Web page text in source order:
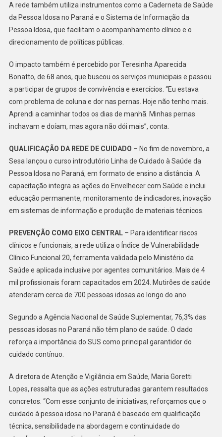
A rede também utiliza instrumentos como a Caderneta de Saúde
da Pessoa Idosa no Paraná e o Sistema de Informação da
Pessoa Idosa, que facilitam o acompanhamento clínico e o
direcionamento de políticas públicas.
O impacto também é percebido por Teresinha Aparecida
Bonatto, de 68 anos, que buscou os serviços municipais e passou
a participar de grupos de convivência e exercícios. “Eu estava
com problema de coluna e dor nas pernas. Hoje não tenho mais.
Aprendi a caminhar todos os dias de manhã. Minhas pernas
inchavam e doíam, mas agora não dói mais”, conta.
QUALIFICAÇÃO DA REDE DE CUIDADO – No fim de novembro, a
Sesa lançou o curso introdutório Linha de Cuidado à Saúde da
Pessoa Idosa no Paraná, em formato de ensino a distância. A
capacitação integra as ações do Envelhecer com Saúde e inclui
educação permanente, monitoramento de indicadores, inovação
em sistemas de informação e produção de materiais técnicos.
PREVENÇÃO COMO EIXO CENTRAL– Para identificar riscos
clínicos e funcionais, a rede utiliza o Índice de Vulnerabilidade
Clínico Funcional 20, ferramenta validada pelo Ministério da
Saúde e aplicada inclusive por agentes comunitários. Mais de 4
mil profissionais foram capacitados em 2024. Mutirões de saúde
atenderam cerca de 700 pessoas idosas ao longo do ano.
Segundo a Agência Nacional de Saúde Suplementar, 76,3% das
pessoas idosas no Paraná não têm plano de saúde. O dado
reforça a importância do SUS como principal garantidor do
cuidado contínuo.
A diretora de Atenção e Vigilância em Saúde, Maria Goretti
Lopes, ressalta que as ações estruturadas garantem resultados
concretos. “Com esse conjunto de iniciativas, reforçamos que o
cuidado à pessoa idosa no Paraná é baseado em qualificação
técnica, sensibilidade na abordagem e continuidade do